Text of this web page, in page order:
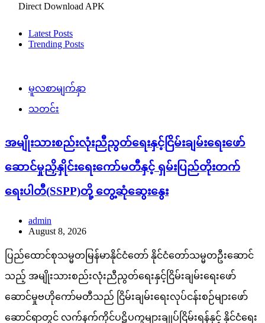
Direct Download APK
Latest Posts
Trending Posts
မူလစာမျက်နှာ
သတင်း
အမျိုးသားစည်းလုံးညီညွတ်ရေးနှင့်ငြိမ်းချမ်းရေးဖော်
ဆောင်မှုညှိနှိုင်းရေးကော်မတီနှင့် ရှမ်းပြည်တိုးတက်
ရေးပါတီ(SSPP)တို့ တွေ့ဆုံဆွေးနွေး
admin
August 8, 2026
ပြည်ထောင်စုသမ္မတမြန်မာနိုင်ငံတော် နိုင်ငံတော်သမ္မတဦးဆောင်
သည့် အမျိုးသားစည်းလုံးညီညွတ်ရေးနှင့်ငြိမ်းချမ်းရေးဖော်
ဆောင်မှုဗဟိုကော်မတီသည် ငြိမ်းချမ်းရေးလုပ်ငန်းစဉ်များဖော်
ဆောင်ရာတွင် လက်နက်ကိုင်ပဋိပက္ခများချုပ်ငြိမ်းရန်နှင့် နိုင်ငံရေး